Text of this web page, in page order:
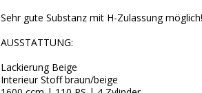
Sehr gute Substanz mit H-Zulassung möglich!
AUSSTATTUNG:
Lackierung Beige
Interieur Stoff braun/beige